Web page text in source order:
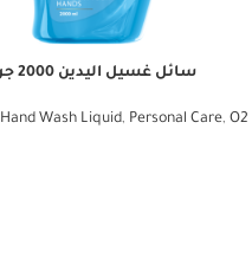
سائل غسيل اليدين 2000 جرام
Hand Wash Liquid, Personal Care, O2